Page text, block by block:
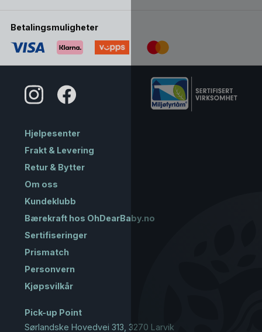
Betalingsmuligheter
Hjelpesenter
Frakt & Levering
Retur & Bytter
Om oss
Kundeklubb
Bærekraft hos OhDearBaby.no
Sertifiseringer
Prismatch
Personvern
Kjøpsvilkår
Pick-up Point
Sørlandske Hovedvei 313, 3270 Larvik